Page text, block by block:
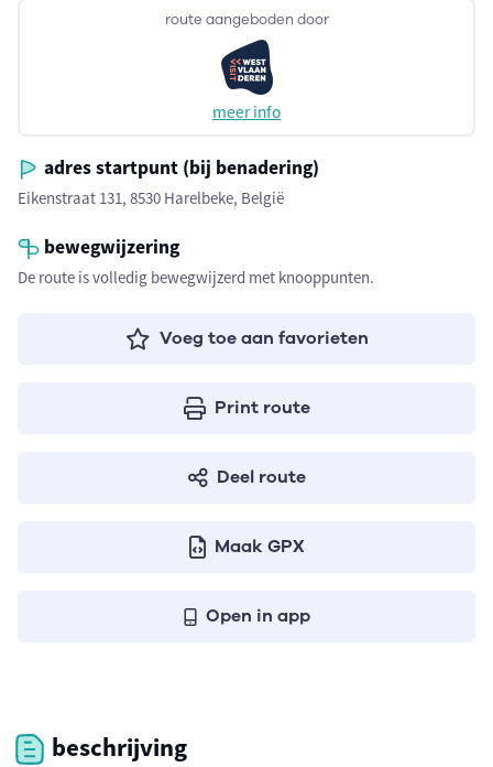
route aangeboden door
meer info
adres startpunt (bij benadering)
Eikenstraat 131, 8530 Harelbeke, België
bewegwijzering
De route is volledig bewegwijzerd met knooppunten.
Voeg toe aan favorieten
Print route
Deel route
Maak GPX
Open in app
beschrijving